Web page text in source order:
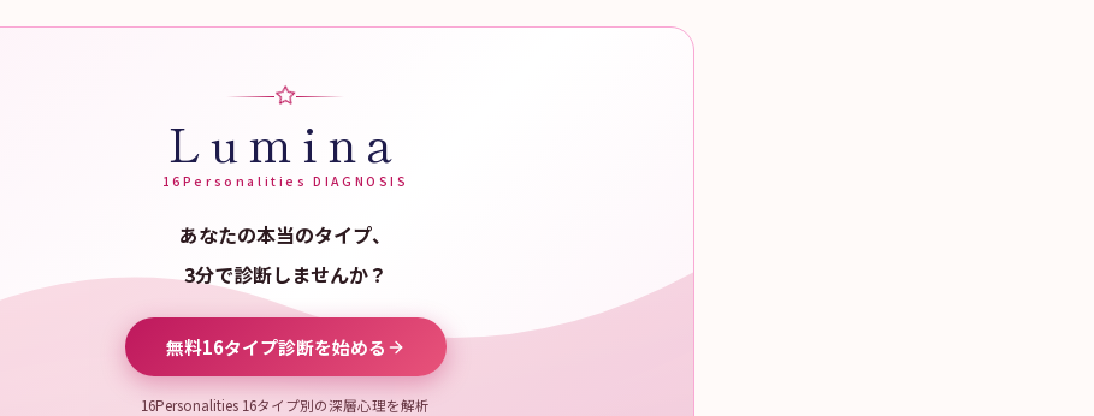
Lumina
16Personalities DIAGNOSIS
あなたの本当のタイプ、
3分で診断しませんか？
無料16タイプ診断を始める
16Personalities 16タイプ別の深層心理を解析